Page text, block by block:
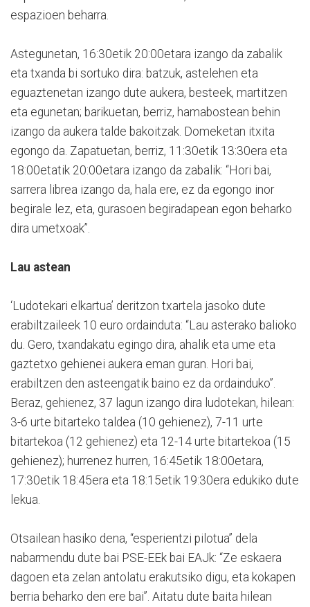
espazioen beharra.
Astegunetan, 16:30etik 20:00etara izango da zabalik
eta txanda bi sortuko dira: batzuk, astelehen eta
eguaztenetan izango dute aukera, besteek, martitzen
eta egunetan; barikuetan, berriz, hamabostean behin
izango da aukera talde bakoitzak. Domeketan itxita
egongo da. Zapatuetan, berriz, 11:30etik 13:30era eta
18:00etatik 20:00etara izango da zabalik: “Hori bai,
sarrera librea izango da, hala ere, ez da egongo inor
begirale lez, eta, gurasoen begiradapean egon beharko
dira umetxoak”.
Lau astean
‘Ludotekari elkartua’ deritzon txartela jasoko dute
erabiltzaileek 10 euro ordainduta: “Lau asterako balioko
du. Gero, txandakatu egingo dira, ahalik eta ume eta
gaztetxo gehienei aukera eman guran. Hori bai,
erabiltzen den asteengatik baino ez da ordainduko”.
Beraz, gehienez, 37 lagun izango dira ludotekan, hilean:
3-6 urte bitarteko taldea (10 gehienez), 7-11 urte
bitartekoa (12 gehienez) eta 12-14 urte bitartekoa (15
gehienez); hurrenez hurren, 16:45etik 18:00etara,
17:30etik 18:45era eta 18:15etik 19:30era edukiko dute
lekua.
Otsailean hasiko dena, “esperientzi pilotua” dela
nabarmendu dute bai PSE-EEk bai EAJk: “Ze eskaera
dagoen eta zelan antolatu erakutsiko digu, eta kokapen
berria beharko den ere bai”. Aitatu dute baita hilean